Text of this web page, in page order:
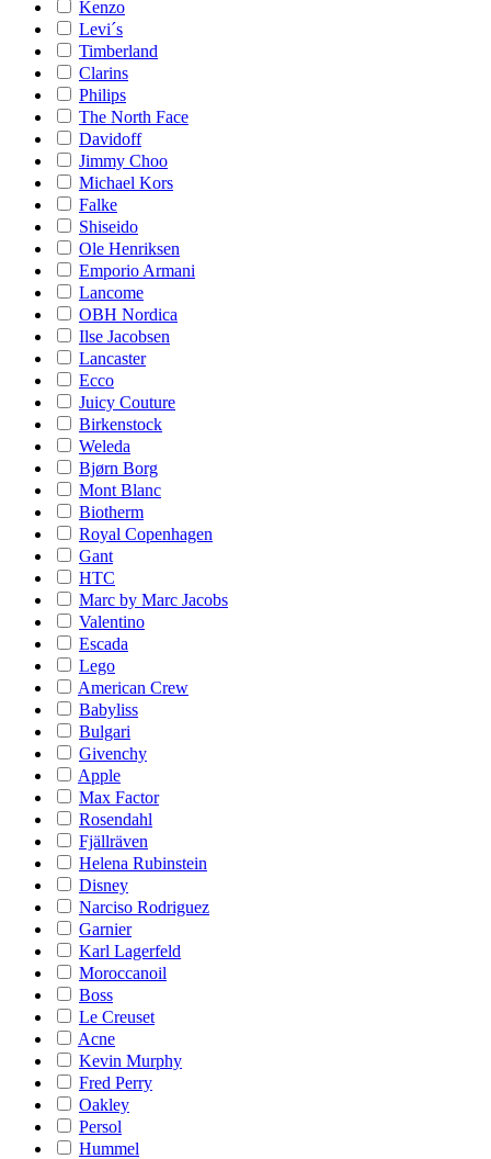
Kenzo
Levi´s
Timberland
Clarins
Philips
The North Face
Davidoff
Jimmy Choo
Michael Kors
Falke
Shiseido
Ole Henriksen
Emporio Armani
Lancome
OBH Nordica
Ilse Jacobsen
Lancaster
Ecco
Juicy Couture
Birkenstock
Weleda
Bjørn Borg
Mont Blanc
Biotherm
Royal Copenhagen
Gant
HTC
Marc by Marc Jacobs
Valentino
Escada
Lego
American Crew
Babyliss
Bulgari
Givenchy
Apple
Max Factor
Rosendahl
Fjällräven
Helena Rubinstein
Disney
Narciso Rodriguez
Garnier
Karl Lagerfeld
Moroccanoil
Boss
Le Creuset
Acne
Kevin Murphy
Fred Perry
Oakley
Persol
Hummel